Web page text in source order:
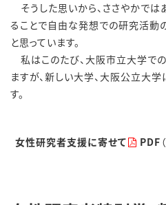
そうした思いから、ささやかでは
ることで自由な発想での研究活動
と思っています。
私はこのたび、大阪市立大学で
ますが、新しい大学、大阪公立大
す。
女性研究者支援に寄せて PDF （